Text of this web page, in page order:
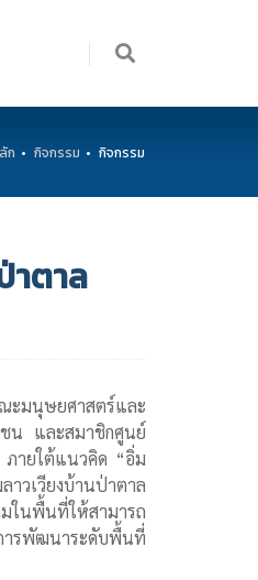
ก กิจกรรม กิจกรรม
าตาล
ะมนุษยศาสตร์และ
น และสมาชิกศูนย์
ภายใต้แนวคิด “อิ่ม
วเวียงบ้านป่าตาล
ในพื้นที่ให้สามารถ
ารพัฒนาระดับพื้นที่